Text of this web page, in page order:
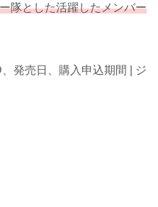
隊とした活躍したメンバー